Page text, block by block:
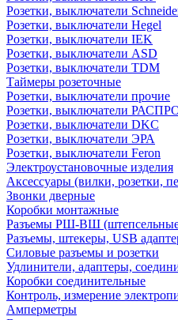
Розетки, выключатели
Розетки, выключатели Hegel
Розетки, выключатели IEK
Розетки, выключатели ASD
Розетки, выключатели TDM
Таймеры розеточные
Розетки, выключатели прочие
Розетки, выключатели
Розетки, выключатели DKC
Розетки, выключатели ЭРА
Розетки, выключатели Feron
Электроустановочные изделия
Аксессуары (вилки, розетки,
Звонки дверные
Коробки монтажные
Разъемы РШ-ВШ (штепсельные
Разъемы, штекеры, USB
Силовые разъемы и розетки
Удлинители, адаптеры,
Коробки соединительные
Контроль, измерение
Амперметры